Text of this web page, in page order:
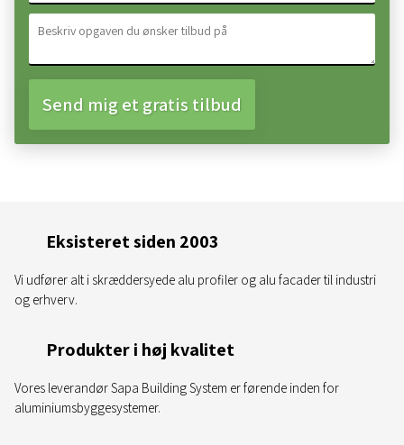
Eksisteret siden 2003
Vi udfører alt i skræddersyede alu profiler og alu facader til industri
og erhverv.
Produkter i høj kvalitet
Vores leverandør Sapa Building System er førende inden for
aluminiumsbyggesystemer.